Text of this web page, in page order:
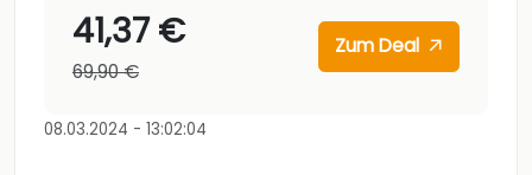
41,37 €
69,90 €
Zum Deal
08.03.2024 - 13:02:04